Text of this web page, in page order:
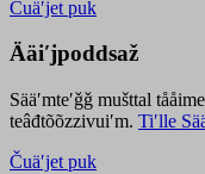
Čuäʹjet puk
Ääiʹjpoddsaž
Sääʹmteʹǧǧ mušttal
teâđtõõzzivuiʹm. Tiʹlle
Čuäʹjet puk